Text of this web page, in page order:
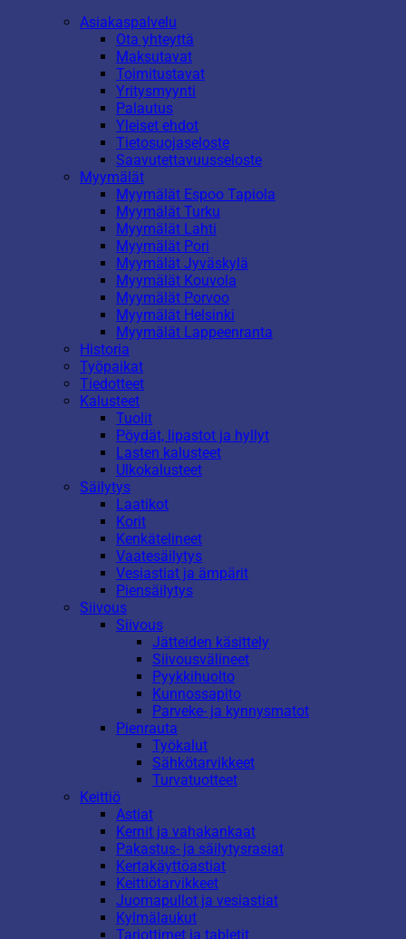
Asiakaspalvelu
Ota yhteyttä
Maksutavat
Toimitustavat
Yritysmyynti
Palautus
Yleiset ehdot
Tietosuojaseloste
Saavutettavuusseloste
Myymälät
Myymälät Espoo Tapiola
Myymälät Turku
Myymälät Lahti
Myymälät Pori
Myymälät Jyväskylä
Myymälät Kouvola
Myymälät Porvoo
Myymälät Helsinki
Myymälät Lappeenranta
Historia
Työpaikat
Tiedotteet
Kalusteet
Tuolit
Pöydät, lipastot ja hyllyt
Lasten kalusteet
Ulkokalusteet
Säilytys
Laatikot
Korit
Kenkätelineet
Vaatesäilytys
Vesiastiat ja ämpärit
Piensäilytys
Siivous
Siivous
Jätteiden käsittely
Siivousvälineet
Pyykkihuolto
Kunnossapito
Parveke- ja kynnysmatot
Pienrauta
Työkalut
Sähkötarvikkeet
Turvatuotteet
Keittiö
Astiat
Kernit ja vahakankaat
Pakastus- ja säilytysrasiat
Kertakäyttöastiat
Keittiötarvikkeet
Juomapullot ja vesiastiat
Kylmälaukut
Tarjottimet ja tabletit